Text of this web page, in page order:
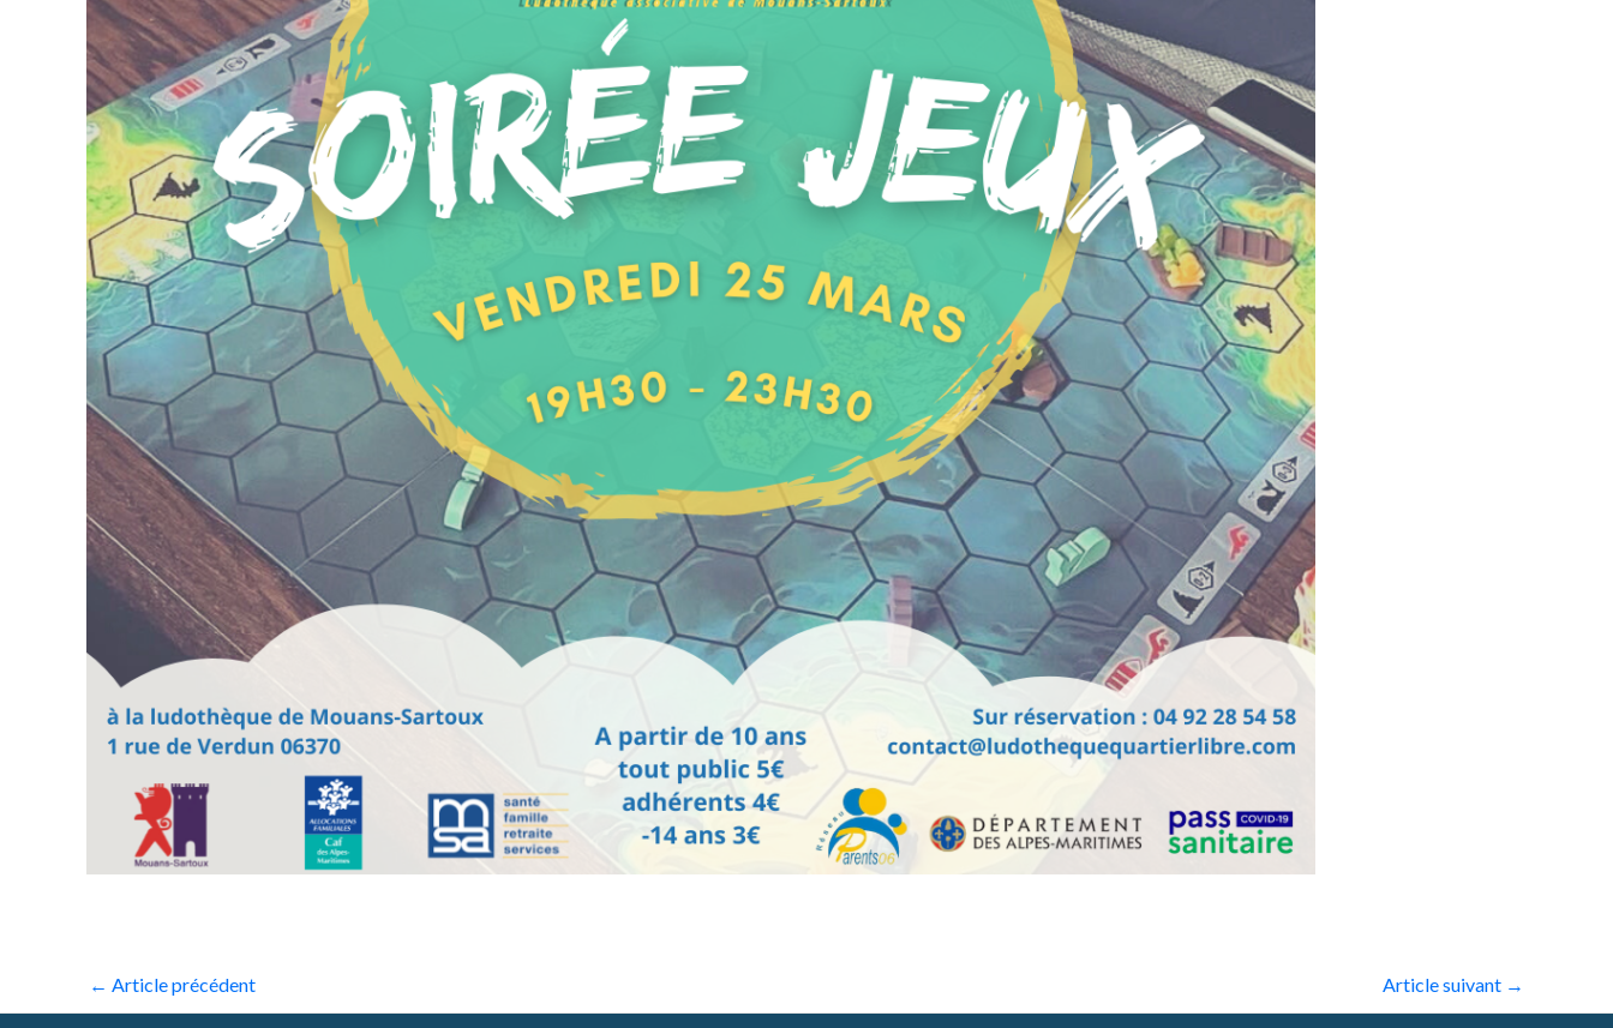
← Article précédent Article suivant →